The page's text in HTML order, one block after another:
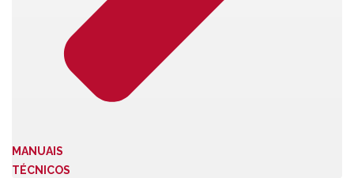
MANUAIS
TÉCNICOS